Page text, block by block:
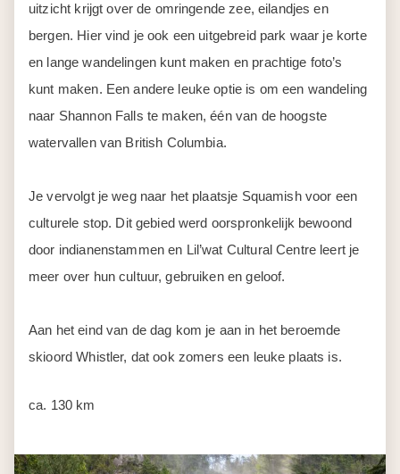
uitzicht krijgt over de omringende zee, eilandjes en
bergen. Hier vind je ook een uitgebreid park waar je korte
en lange wandelingen kunt maken en prachtige foto’s
kunt maken. Een andere leuke optie is om een wandeling
naar Shannon Falls te maken, één van de hoogste
watervallen van British Columbia.
Je vervolgt je weg naar het plaatsje Squamish voor een
culturele stop. Dit gebied werd oorspronkelijk bewoond
door indianenstammen en Lil’wat Cultural Centre leert je
meer over hun cultuur, gebruiken en geloof.
Aan het eind van de dag kom je aan in het beroemde
skioord Whistler, dat ook zomers een leuke plaats is.
ca. 130 km